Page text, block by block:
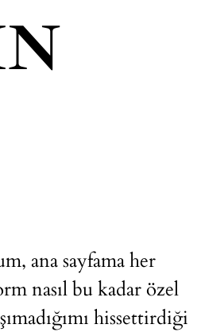
ana sayfama her
nasıl bu kadar özel
hissettirdiği